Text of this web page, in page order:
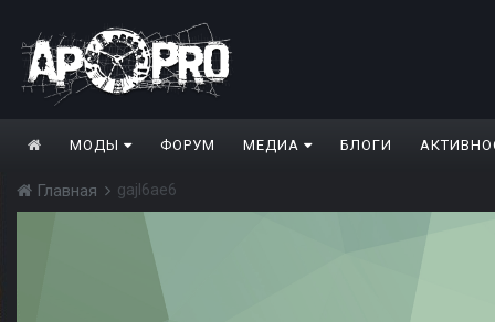
МОДЫ ФОРУМ МЕДИА БЛОГИ
Главная gajl6ae6